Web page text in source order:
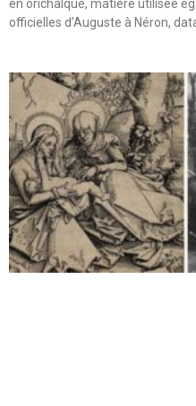
en orichalque, matière utilisée
officielles d’Auguste à Néron,